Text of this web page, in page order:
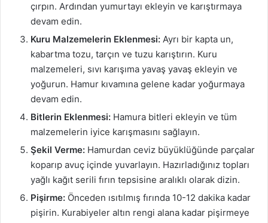
çırpın. Ardından yumurtayı ekleyin ve karıştırmaya
devam edin.
Kuru Malzemelerin Eklenmesi: Ayrı bir kapta un,
kabartma tozu, tarçın ve tuzu karıştırın. Kuru
malzemeleri, sıvı karışıma yavaş yavaş ekleyin ve
yoğurun. Hamur kıvamına gelene kadar yoğurmaya
devam edin.
Bitlerin Eklenmesi: Hamura bitleri ekleyin ve tüm
malzemelerin iyice karışmasını sağlayın.
Şekil Verme: Hamurdan ceviz büyüklüğünde parçalar
koparıp avuç içinde yuvarlayın. Hazırladığınız topları
yağlı kağıt serili fırın tepsisine aralıklı olarak dizin.
Pişirme: Önceden ısıtılmış fırında 10-12 dakika kadar
pişirin. Kurabiyeler altın rengi alana kadar pişirmeye